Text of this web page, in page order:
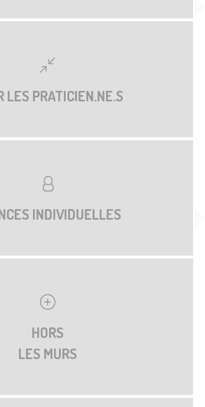
LES PRATICIEN.NE.S
INDIVIDUELLES
HORS
LES MURS